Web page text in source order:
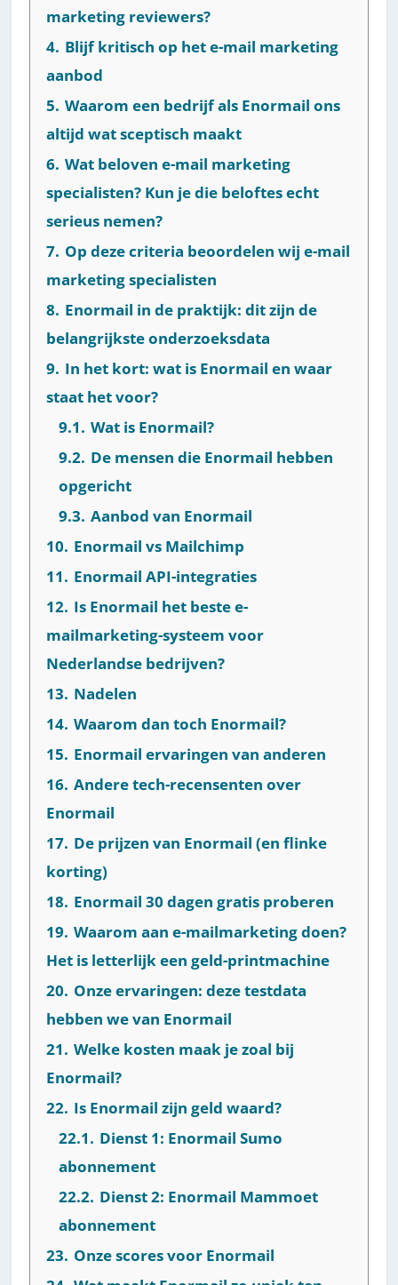
marketing reviewers?
4. Blijf kritisch op het e-mail marketing
aanbod
5. Waarom een bedrijf als Enormail ons
altijd wat sceptisch maakt
6. Wat beloven e-mail marketing
specialisten? Kun je die beloftes echt
serieus nemen?
7. Op deze criteria beoordelen wij e-mail
marketing specialisten
8. Enormail in de praktijk: dit zijn de
belangrijkste onderzoeksdata
9. In het kort: wat is Enormail en waar
staat het voor?
9.1. Wat is Enormail?
9.2. De mensen die Enormail hebben
opgericht
9.3. Aanbod van Enormail
10. Enormail vs Mailchimp
11. Enormail API-integraties
12. Is Enormail het beste e-
mailmarketing-systeem voor
Nederlandse bedrijven?
13. Nadelen
14. Waarom dan toch Enormail?
15. Enormail ervaringen van anderen
16. Andere tech-recensenten over
Enormail
17. De prijzen van Enormail (en flinke
korting)
18. Enormail 30 dagen gratis proberen
19. Waarom aan e-mailmarketing doen?
Het is letterlijk een geld-printmachine
20. Onze ervaringen: deze testdata
hebben we van Enormail
21. Welke kosten maak je zoal bij
Enormail?
22. Is Enormail zijn geld waard?
22.1. Dienst 1: Enormail Sumo
abonnement
22.2. Dienst 2: Enormail Mammoet
abonnement
23. Onze scores voor Enormail